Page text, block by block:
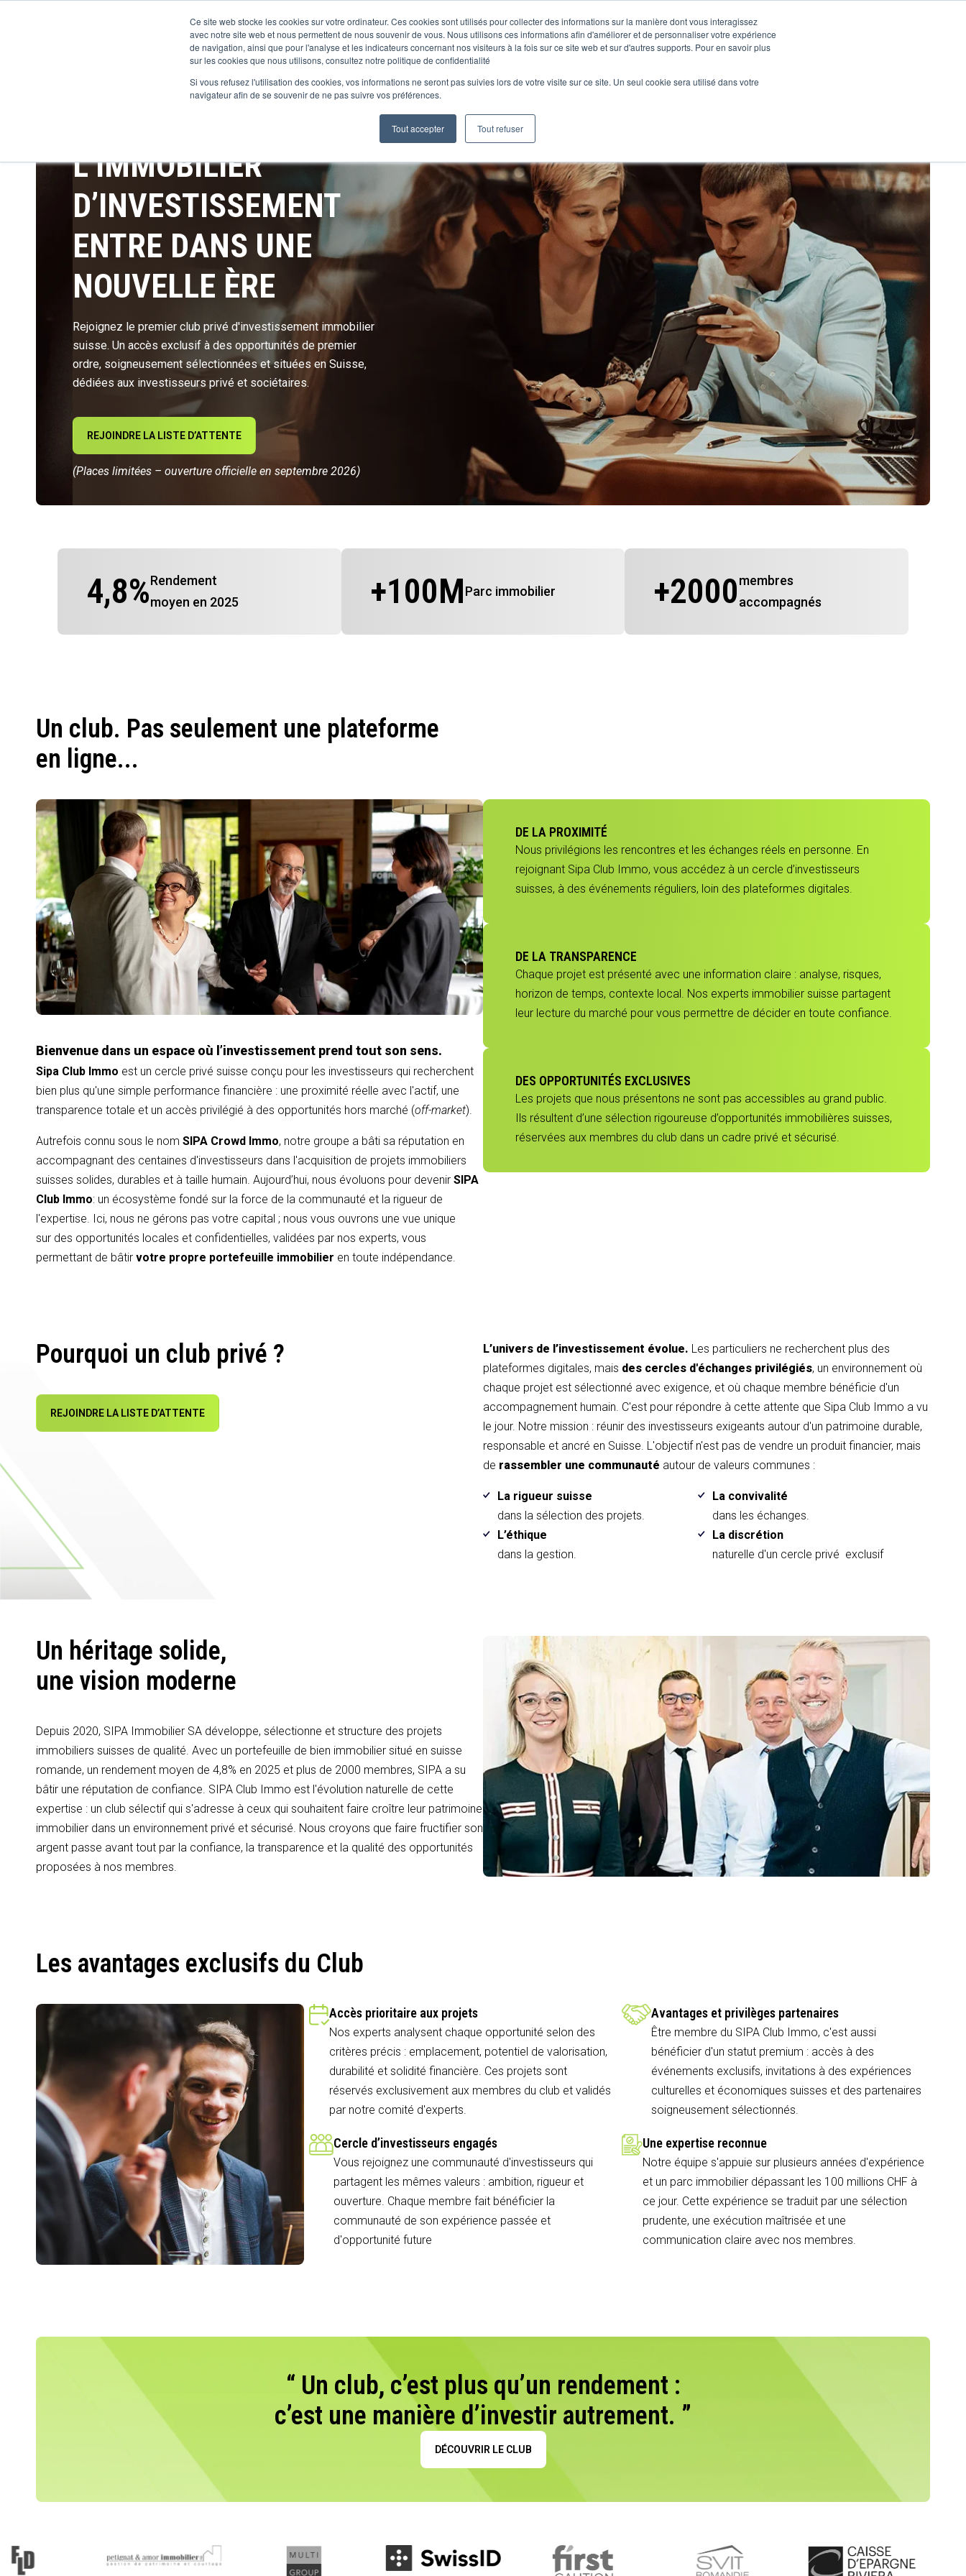
Ce site web stocke les cookies sur votre ordinateur. Ces cookies sont utilisés pour collecter des informations sur la manière dont vous interagissez
avec notre site web et nous permettent de nous souvenir de vous. Nous utilisons ces informations afin d'améliorer et de personnaliser votre expérience
de navigation, ainsi que pour l'analyse et les indicateurs concernant nos visiteurs à la fois sur ce site web et sur d'autres supports. Pour en savoir plus
sur les cookies que nous utilisons, consultez notre politique de confidentialité
Si vous refusez l'utilisation des cookies, vos informations ne seront pas suivies lors de votre visite sur ce site. Un seul cookie sera utilisé dans votre
navigateur afin de se souvenir de ne pas suivre vos préférences.
Tout accepter Tout refuser
Le ClubNos réalisationsActualités
L’IMMOBILIER
D’INVESTISSEMENT
ENTRE DANS UNE
NOUVELLE ÈRE
Rejoignez le premier club privé d'investissement immobilier
suisse. Un accès exclusif à des opportunités de premier
ordre, soigneusement sélectionnées et situées en Suisse,
dédiées aux investisseurs privé et sociétaires.
REJOINDRE LA LISTE D’ATTENTE
(Places limitées – ouverture officielle en septembre 2026)
4,8%Rendement
moyen en 2025
+100MParc immobilier +2000membres
accompagnés
Un club. Pas seulement une plateforme
en ligne...
Bienvenue dans un espace où l’investissement prend tout son sens.
Sipa Club Immo est un cercle privé suisse conçu pour les investisseurs qui recherchent
bien plus qu'une simple performance financière : une proximité réelle avec l'actif, une
transparence totale et un accès privilégié à des opportunités hors marché (off-market).
Autrefois connu sous le nom SIPA Crowd Immo, notre groupe a bâti sa réputation en
accompagnant des centaines d'investisseurs dans l'acquisition de projets immobiliers
suisses solides, durables et à taille humain. Aujourd’hui, nous évoluons pour devenir SIPA
Club Immo: un écosystème fondé sur la force de la communauté et la rigueur de
l'expertise. Ici, nous ne gérons pas votre capital ; nous vous ouvrons une vue unique
sur des opportunités locales et confidentielles, validées par nos experts, vous
permettant de bâtir votre propre portefeuille immobilier en toute indépendance.
DE LA PROXIMITÉ
Nous privilégions les rencontres et les échanges réels en personne. En
rejoignant Sipa Club Immo, vous accédez à un cercle d’investisseurs
suisses, à des événements réguliers, loin des plateformes digitales.
DE LA TRANSPARENCE
Chaque projet est présenté avec une information claire : analyse, risques,
horizon de temps, contexte local. Nos experts immobilier suisse partagent
leur lecture du marché pour vous permettre de décider en toute confiance.
DES OPPORTUNITÉS EXCLUSIVES
Les projets que nous présentons ne sont pas accessibles au grand public.
Ils résultent d’une sélection rigoureuse d’opportunités immobilières suisses,
réservées aux membres du club dans un cadre privé et sécurisé.
Pourquoi un club privé ?
REJOINDRE LA LISTE D’ATTENTE
L’univers de l’investissement évolue. Les particuliers ne recherchent plus des
plateformes digitales, mais des cercles d'échanges privilégiés, un environnement où
chaque projet est sélectionné avec exigence, et où chaque membre bénéficie d'un
accompagnement humain. C'est pour répondre à cette attente que Sipa Club Immo a vu
le jour. Notre mission : réunir des investisseurs exigeants autour d'un patrimoine durable,
responsable et ancré en Suisse. L'objectif n'est pas de vendre un produit financier, mais
de rassembler une communauté autour de valeurs communes :
La rigueur suisse
dans la sélection des projets.
La convivalité
dans les échanges.
L’éthique
dans la gestion.
La discrétion
naturelle d'un cercle privé exclusif
Un héritage solide,
une vision moderne
Depuis 2020, SIPA Immobilier SA développe, sélectionne et structure des projets
immobiliers suisses de qualité. Avec un portefeuille de bien immobilier situé en suisse
romande, un rendement moyen de 4,8% en 2025 et plus de 2000 membres, SIPA a su
bâtir une réputation de confiance. SIPA Club Immo est l'évolution naturelle de cette
expertise : un club sélectif qui s'adresse à ceux qui souhaitent faire croître leur patrimoine
immobilier dans un environnement privé et sécurisé. Nous croyons que faire fructifier son
argent passe avant tout par la confiance, la transparence et la qualité des opportunités
proposées à nos membres.
Les avantages exclusifs du Club
Accès prioritaire aux projets
Nos experts analysent chaque opportunité selon des
critères précis : emplacement, potentiel de valorisation,
durabilité et solidité financière. Ces projets sont
réservés exclusivement aux membres du club et validés
par notre comité d'experts.
Avantages et privilèges partenaires
Être membre du SIPA Club Immo, c'est aussi
bénéficier d'un statut premium : accès à des
événements exclusifs, invitations à des expériences
culturelles et économiques suisses et des partenaires
soigneusement sélectionnés.
Cercle d’investisseurs engagés
Vous rejoignez une communauté d'investisseurs qui
partagent les mêmes valeurs : ambition, rigueur et
ouverture. Chaque membre fait bénéficier la
communauté de son expérience passée et
d'opportunité future
Une expertise reconnue
Notre équipe s'appuie sur plusieurs années d'expérience
et un parc immobilier dépassant les 100 millions CHF à
ce jour. Cette expérience se traduit par une sélection
prudente, une exécution maîtrisée et une
communication claire avec nos membres.
“ Un club, c’est plus qu’un rendement :
c’est une manière d’investir autrement. ”
DÉCOUVRIR LE CLUB